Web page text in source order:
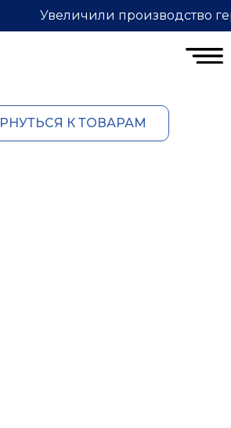
Увеличили производство
К ТОВАРАМ